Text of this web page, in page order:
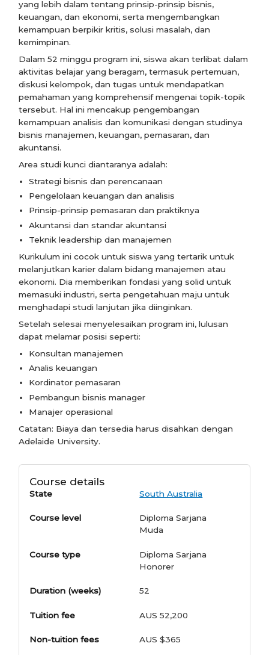
yang lebih dalam tentang prinsip-prinsip bisnis,
keuangan, dan ekonomi, serta mengembangkan
kemampuan berpikir kritis, solusi masalah, dan
kemimpinan.
Dalam 52 minggu program ini, siswa akan terlibat dalam
aktivitas belajar yang beragam, termasuk pertemuan,
diskusi kelompok, dan tugas untuk mendapatkan
pemahaman yang komprehensif mengenai topik-topik
tersebut. Hal ini mencakup pengembangan
kemampuan analisis dan komunikasi dengan studinya
bisnis manajemen, keuangan, pemasaran, dan
akuntansi.
Area studi kunci diantaranya adalah:
Strategi bisnis dan perencanaan
Pengelolaan keuangan dan analisis
Prinsip-prinsip pemasaran dan praktiknya
Akuntansi dan standar akuntansi
Teknik leadership dan manajemen
Kurikulum ini cocok untuk siswa yang tertarik untuk
melanjutkan karier dalam bidang manajemen atau
ekonomi. Dia memberikan fondasi yang solid untuk
memasuki industri, serta pengetahuan maju untuk
menghadapi studi lanjutan jika diinginkan.
Setelah selesai menyelesaikan program ini, lulusan
dapat melamar posisi seperti:
Konsultan manajemen
Analis keuangan
Kordinator pemasaran
Pembangun bisnis manager
Manajer operasional
Catatan: Biaya dan tersedia harus disahkan dengan
Adelaide University.
Course details
State South Australia
Course level
Diploma Sarjana
Muda
Course type
Diploma Sarjana
Honorer
Duration (weeks) 52
Tuition fee AUS 52,200
Non-tuition fees AUS $365